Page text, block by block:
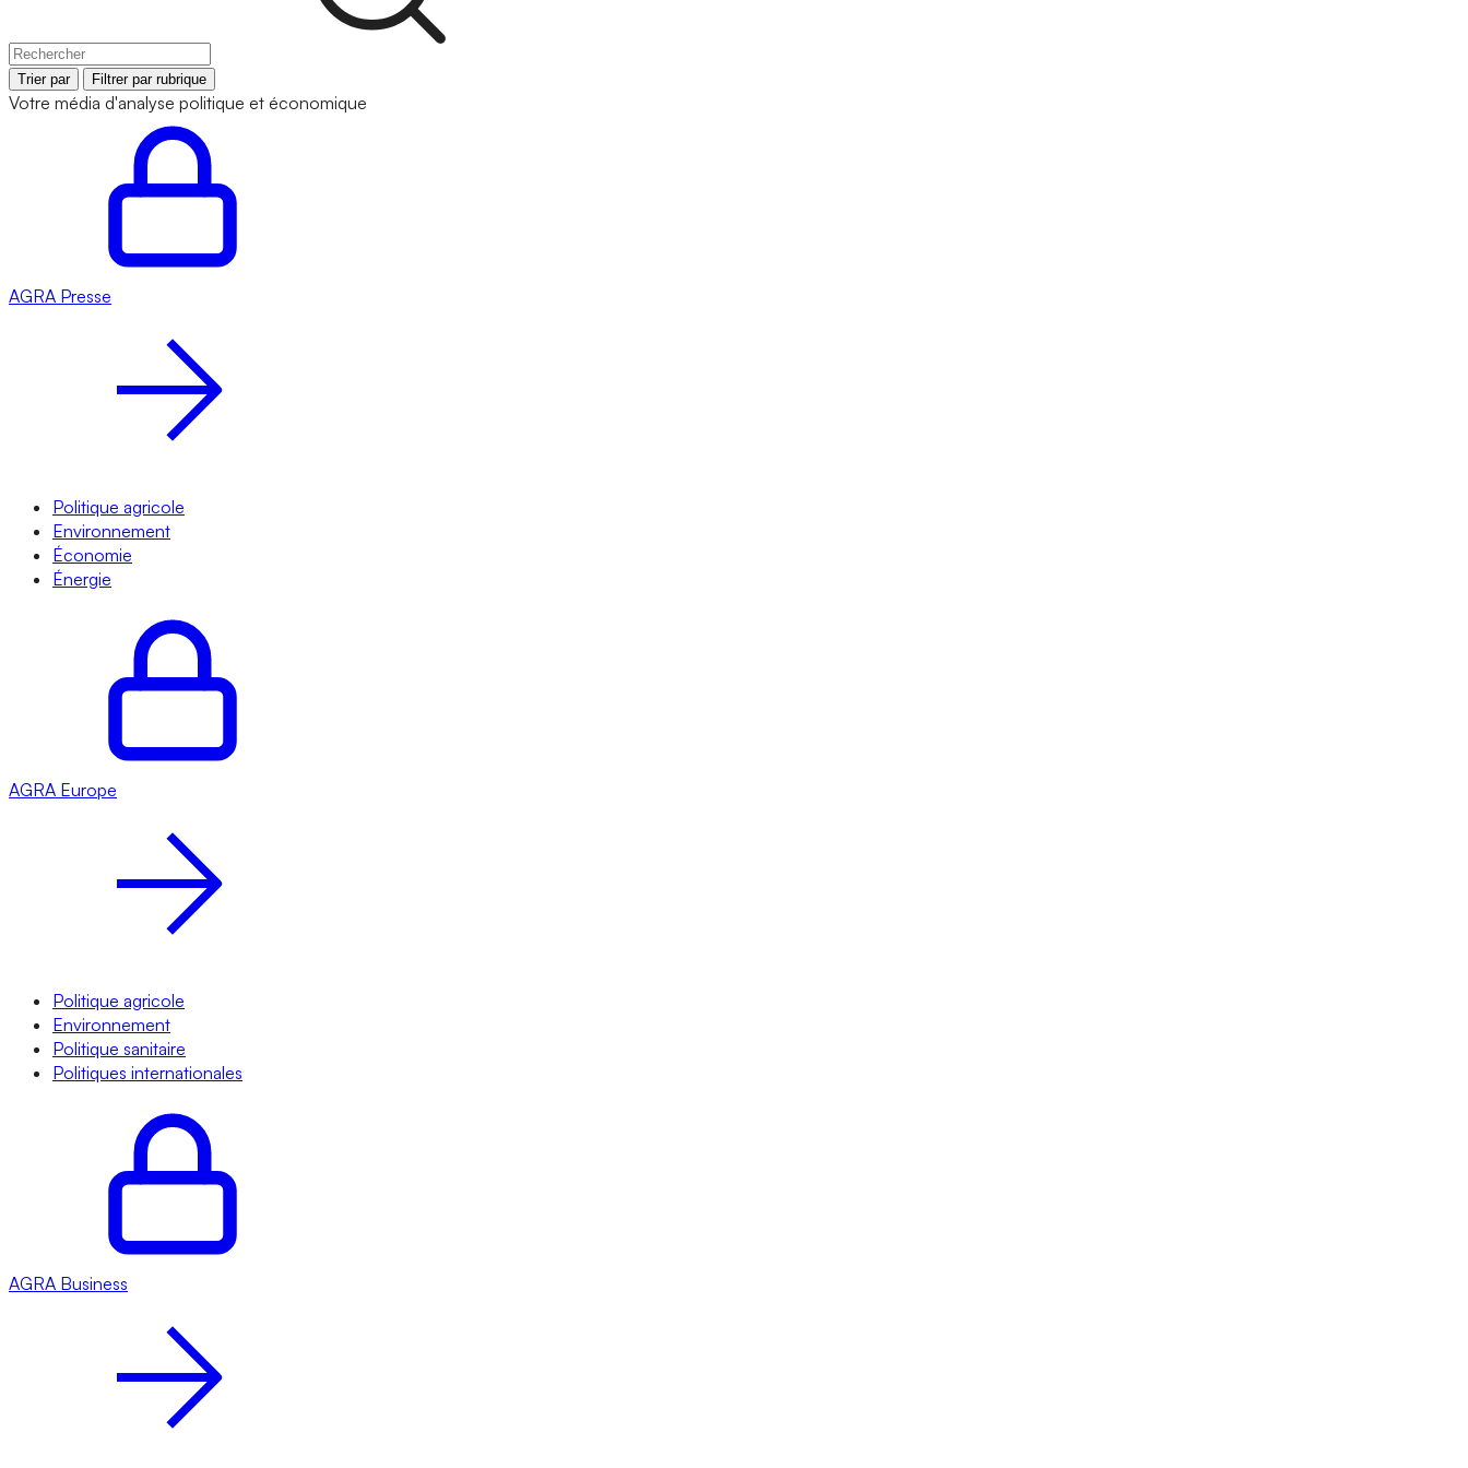
Trier par Filtrer par rubrique
Votre média d'analyse politique et économique
AGRA Presse
Politique agricole
Environnement
Économie
Énergie
AGRA Europe
Politique agricole
Environnement
Politique sanitaire
Politiques internationales
AGRA Business